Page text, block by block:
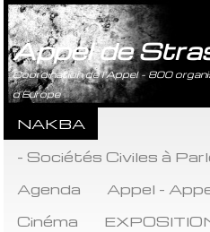
Appel de
Coordination de l’Appel - 800
d’Europe
NAKBA
- Sociétés Civiles à
Agenda
Appel -
Cinéma